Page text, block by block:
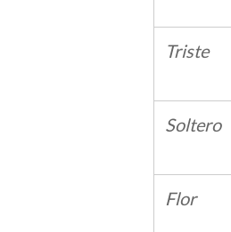
Triste
Soltero
Flor